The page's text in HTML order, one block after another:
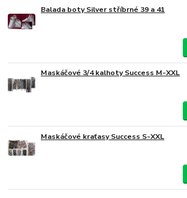
Balada boty Silver stříbrné 39 a 41
Maskáčové 3/4 kalhoty Success M-XXL
Maskáčové kraťasy Success S-XXL